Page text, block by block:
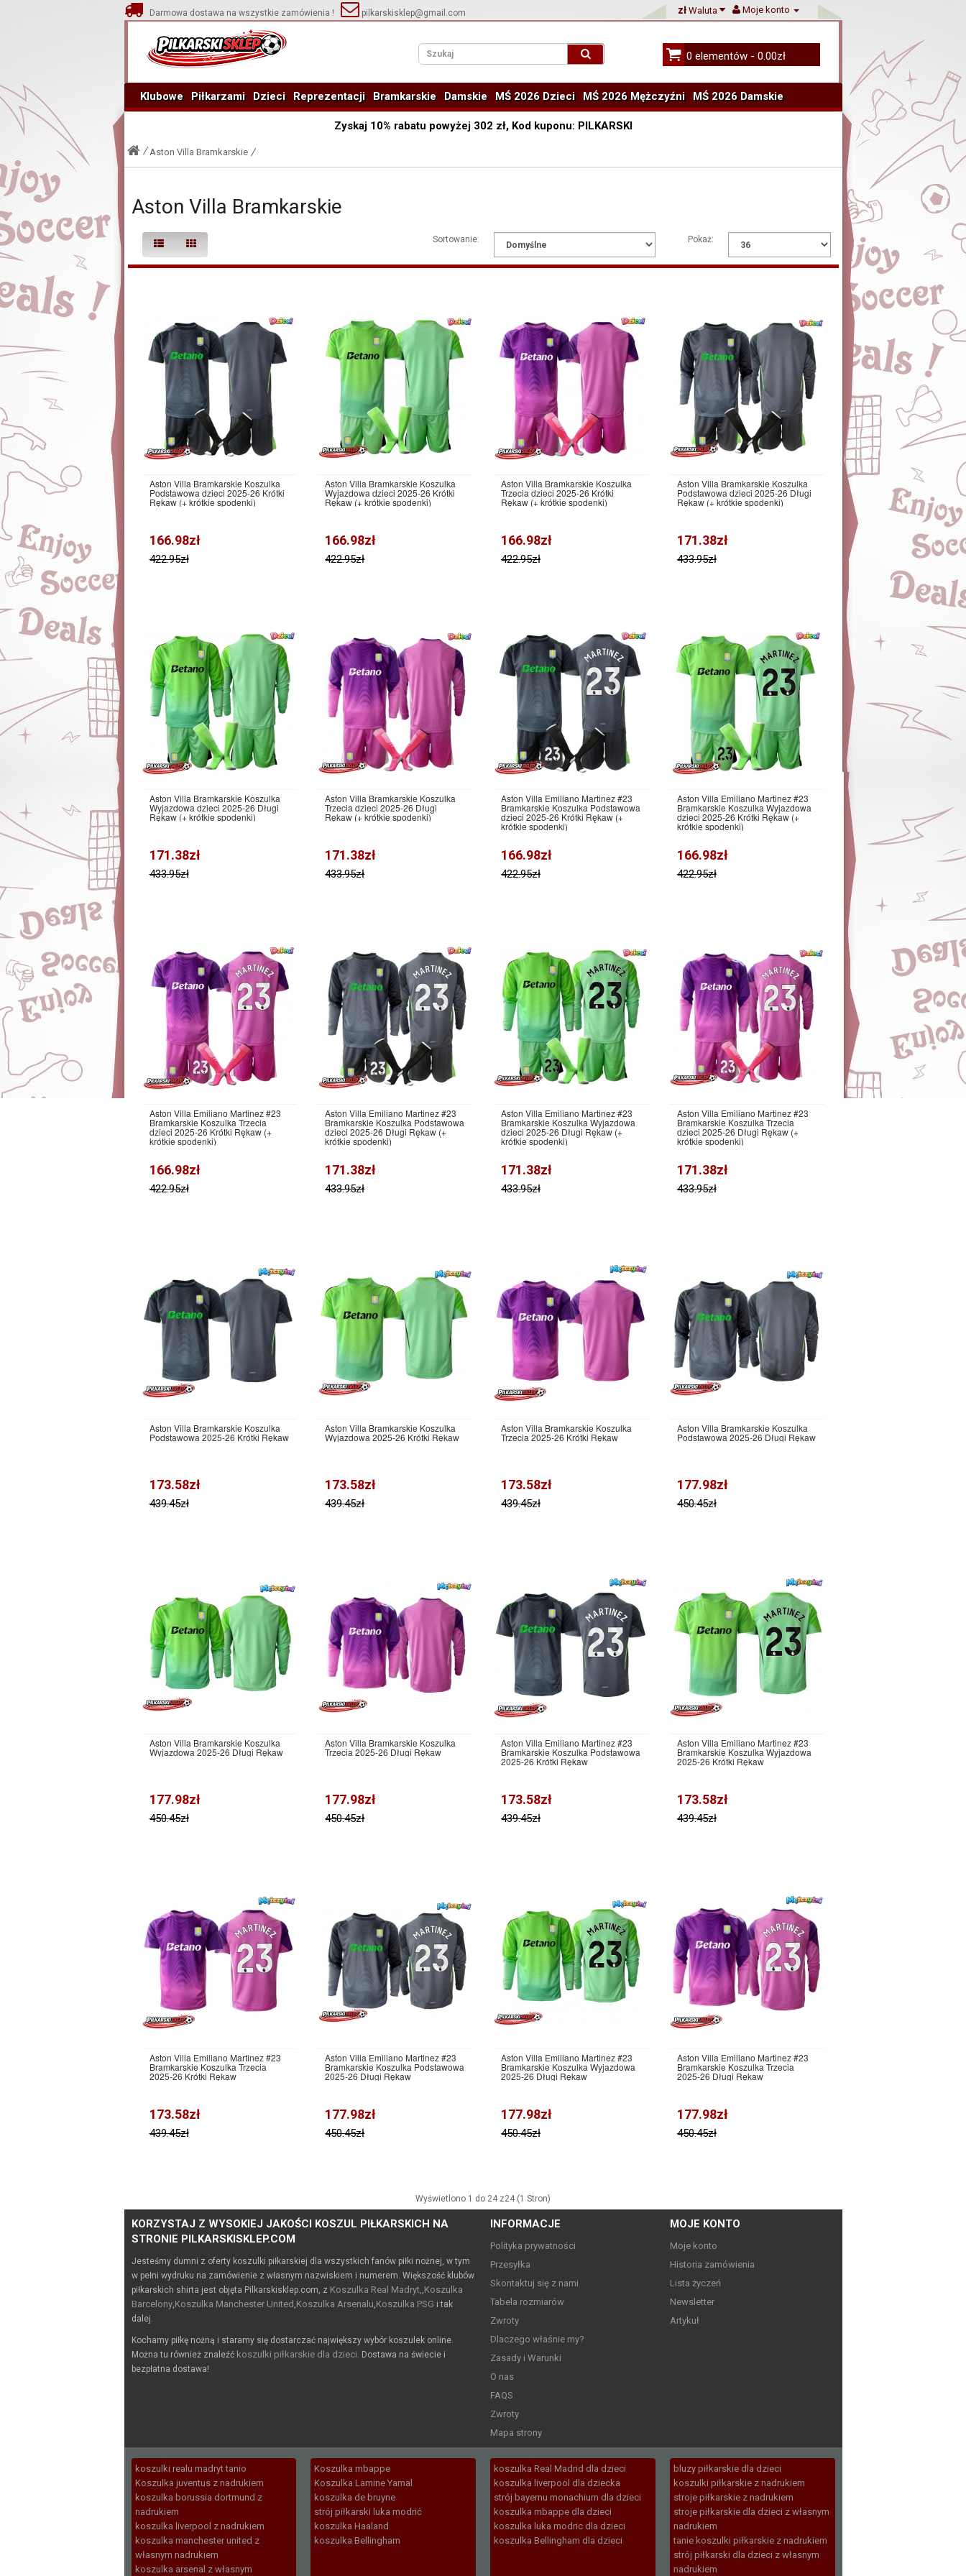
Darmowa dostawa na wszystkie zamówienia ! pilkarskisklep@gmail.com Moje konto
zł Waluta
0 elementów - 0.00zł
Klubowe Piłkarzami Dzieci Reprezentacji Bramkarskie Damskie MŚ 2026 Dzieci MŚ 2026 Mężczyźni MŚ 2026 Damskie
Zyskaj 10% rabatu powyżej 302 zł, Kod kuponu: PILKARSKI
Aston Villa Bramkarskie
Aston Villa Bramkarskie
Sortowanie: Pokaż:
Aston Villa Bramkarskie Koszulka
Podstawowa dzieci 2025-26 Krótki
Rękaw (+ krótkie spodenki)
166.98zł
422.95zł
Aston Villa Bramkarskie Koszulka
Wyjazdowa dzieci 2025-26 Krótki
Rękaw (+ krótkie spodenki)
166.98zł
422.95zł
Aston Villa Bramkarskie Koszulka
Trzecia dzieci 2025-26 Krótki
Rękaw (+ krótkie spodenki)
166.98zł
422.95zł
Aston Villa Bramkarskie Koszulka
Podstawowa dzieci 2025-26 Długi
Rękaw (+ krótkie spodenki)
171.38zł
433.95zł
Aston Villa Bramkarskie Koszulka
Wyjazdowa dzieci 2025-26 Długi
Rękaw (+ krótkie spodenki)
171.38zł
433.95zł
Aston Villa Bramkarskie Koszulka
Trzecia dzieci 2025-26 Długi
Rękaw (+ krótkie spodenki)
171.38zł
433.95zł
Aston Villa Emiliano Martinez #23
Bramkarskie Koszulka Podstawowa
dzieci 2025-26 Krótki Rękaw (+
krótkie spodenki)
166.98zł
422.95zł
Aston Villa Emiliano Martinez #23
Bramkarskie Koszulka Wyjazdowa
dzieci 2025-26 Krótki Rękaw (+
krótkie spodenki)
166.98zł
422.95zł
Aston Villa Emiliano Martinez #23
Bramkarskie Koszulka Trzecia
dzieci 2025-26 Krótki Rękaw (+
krótkie spodenki)
166.98zł
422.95zł
Aston Villa Emiliano Martinez #23
Bramkarskie Koszulka Podstawowa
dzieci 2025-26 Długi Rękaw (+
krótkie spodenki)
171.38zł
433.95zł
Aston Villa Emiliano Martinez #23
Bramkarskie Koszulka Wyjazdowa
dzieci 2025-26 Długi Rękaw (+
krótkie spodenki)
171.38zł
433.95zł
Aston Villa Emiliano Martinez #23
Bramkarskie Koszulka Trzecia
dzieci 2025-26 Długi Rękaw (+
krótkie spodenki)
171.38zł
433.95zł
Aston Villa Bramkarskie Koszulka
Podstawowa 2025-26 Krótki Rękaw
173.58zł
439.45zł
Aston Villa Bramkarskie Koszulka
Wyjazdowa 2025-26 Krótki Rękaw
173.58zł
439.45zł
Aston Villa Bramkarskie Koszulka
Trzecia 2025-26 Krótki Rękaw
173.58zł
439.45zł
Aston Villa Bramkarskie Koszulka
Podstawowa 2025-26 Długi Rękaw
177.98zł
450.45zł
Aston Villa Bramkarskie Koszulka
Wyjazdowa 2025-26 Długi Rękaw
177.98zł
450.45zł
Aston Villa Bramkarskie Koszulka
Trzecia 2025-26 Długi Rękaw
177.98zł
450.45zł
Aston Villa Emiliano Martinez #23
Bramkarskie Koszulka Podstawowa
2025-26 Krótki Rękaw
173.58zł
439.45zł
Aston Villa Emiliano Martinez #23
Bramkarskie Koszulka Wyjazdowa
2025-26 Krótki Rękaw
173.58zł
439.45zł
Aston Villa Emiliano Martinez #23
Bramkarskie Koszulka Trzecia
2025-26 Krótki Rękaw
173.58zł
439.45zł
Aston Villa Emiliano Martinez #23
Bramkarskie Koszulka Podstawowa
2025-26 Długi Rękaw
177.98zł
450.45zł
Aston Villa Emiliano Martinez #23
Bramkarskie Koszulka Wyjazdowa
2025-26 Długi Rękaw
177.98zł
450.45zł
Aston Villa Emiliano Martinez #23
Bramkarskie Koszulka Trzecia
2025-26 Długi Rękaw
177.98zł
450.45zł
Wyświetlono 1 do 24 z24 (1 Stron)
KORZYSTAJ Z WYSOKIEJ JAKOŚCI KOSZUL PIŁKARSKICH NA
STRONIE PILKARSKISKLEP.COM
Jesteśmy dumni z oferty koszulki piłkarskiej dla wszystkich fanów piłki nożnej, w tym
w pełni wydruku na zamówienie z własnym nazwiskiem i numerem. Większość klubów
piłkarskich shirta jest objęta Pilkarskisklep.com, z Koszulka Real Madryt,,Koszulka
Barcelony,Koszulka Manchester United ,Koszulka Arsenalu,Koszulka PSG i tak
dalej.
Kochamy piłkę nożną i staramy się dostarczać największy wybór koszulek online.
Można tu również znaleźć koszulki piłkarskie dla dzieci. Dostawa na świecie i
bezpłatna dostawa!
INFORMACJE
Polityka prywatności
Przesyłka
Skontaktuj się z nami
Tabela rozmiarów
Zwroty
Dlaczego właśnie my?
Zasady i Warunki
O nas
FAQS
Zwroty
Mapa strony
MOJE KONTO
Moje konto
Historia zamówienia
Lista życzeń
Newsletter
Artykuł
koszulki realu madryt tanio
Koszulka juventus z nadrukiem
koszulka borussia dortmund z
nadrukiem
koszulka liverpool z nadrukiem
koszulka manchester united z
własnym nadrukiem
koszulka arsenal z własnym
Koszulka mbappe
Koszulka Lamine Yamal
koszulka de bruyne
strój piłkarski luka modrić
koszulka Haaland
koszulka Bellingham
koszulka Real Madrid dla dzieci
koszulka liverpool dla dziecka
strój bayernu monachium dla dzieci
koszulka mbappe dla dzieci
koszulka luka modric dla dzieci
koszulka Bellingham dla dzieci
bluzy piłkarskie dla dzieci
koszulki piłkarskie z nadrukiem
stroje piłkarskie z nadrukiem
stroje piłkarskie dla dzieci z własnym
nadrukiem
tanie koszulki piłkarskie z nadrukiem
strój piłkarski dla dzieci z własnym
nadrukiem